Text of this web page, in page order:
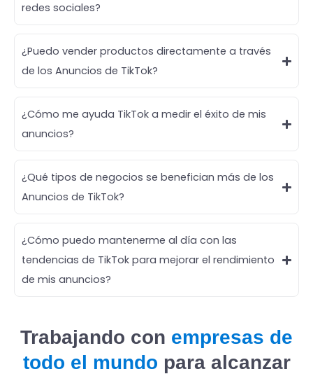
redes sociales?
¿Puedo vender productos directamente a través
de los Anuncios de TikTok?
¿Cómo me ayuda TikTok a medir el éxito de mis
anuncios?
¿Qué tipos de negocios se benefician más de los
Anuncios de TikTok?
¿Cómo puedo mantenerme al día con las
tendencias de TikTok para mejorar el rendimiento
de mis anuncios?
Trabajando con empresas de
todo el mundo para alcanzar